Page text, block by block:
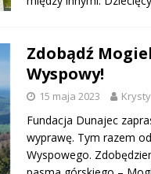
Zdobądź
Wyspowy!
15 maja 2023
Fundacja Dunajec
wyprawę. Tym razem
Wyspowego.